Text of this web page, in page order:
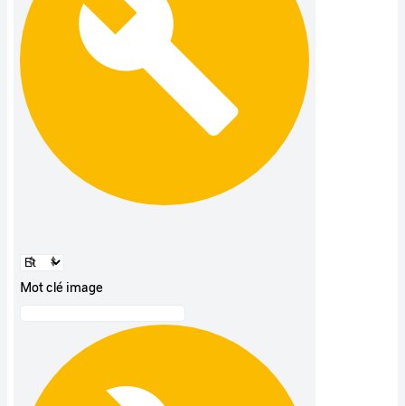
Mot clé image